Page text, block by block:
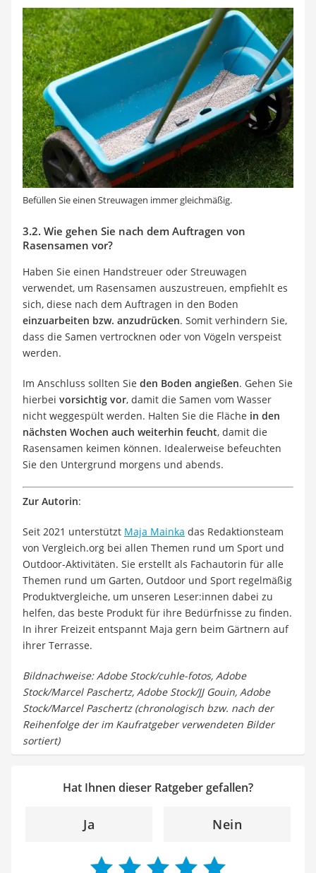
Befüllen Sie einen Streuwagen immer gleichmäßig.
3.2. Wie gehen Sie nach dem Auftragen von
Rasensamen vor?
Haben Sie einen Handstreuer oder Streuwagen
verwendet, um Rasensamen auszustreuen, empfiehlt es
sich, diese nach dem Auftragen in den Boden
einzuarbeiten bzw. anzudrücken. Somit verhindern Sie,
dass die Samen vertrocknen oder von Vögeln verspeist
werden.
Im Anschluss sollten Sie den Boden angießen. Gehen Sie
hierbei vorsichtig vor, damit die Samen vom Wasser
nicht weggespült werden. Halten Sie die Fläche in den
nächsten Wochen auch weiterhin feucht, damit die
Rasensamen keimen können. Idealerweise befeuchten
Sie den Untergrund morgens und abends.
Zur Autorin:
Seit 2021 unterstützt Maja Mainka das Redaktionsteam
von Vergleich.org bei allen Themen rund um Sport und
Outdoor-Aktivitäten. Sie erstellt als Fachautorin für alle
Themen rund um Garten, Outdoor und Sport regelmäßig
Produktvergleiche, um unseren Leser:innen dabei zu
helfen, das beste Produkt für ihre Bedürfnisse zu finden.
In ihrer Freizeit entspannt Maja gern beim Gärtnern auf
ihrer Terrasse.
Bildnachweise: Adobe Stock/cuhle-fotos, Adobe
Stock/Marcel Paschertz, Adobe Stock/JJ Gouin, Adobe
Stock/Marcel Paschertz (chronologisch bzw. nach der
Reihenfolge der im Kaufratgeber verwendeten Bilder
sortiert)
Hat Ihnen dieser Ratgeber gefallen?
Ja Nein